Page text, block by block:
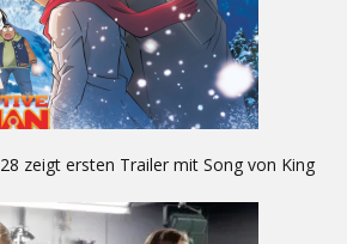
zeigt ersten Trailer mit Song von King